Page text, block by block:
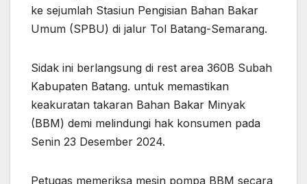
ke sejumlah Stasiun Pengisian Bahan Bakar
Umum (SPBU) di jalur Tol Batang-Semarang.
Sidak ini berlangsung di rest area 360B Subah
Kabupaten Batang. untuk memastikan
keakuratan takaran Bahan Bakar Minyak
(BBM) demi melindungi hak konsumen pada
Senin 23 Desember 2024.
Petugas memeriksa mesin pompa BBM secara